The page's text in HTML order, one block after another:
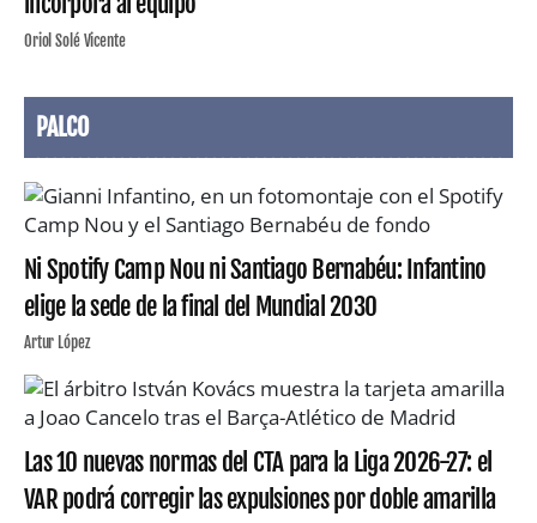
Oriol Solé Vicente
PALCO
Ni Spotify Camp Nou ni Santiago Bernabéu: Infantino
elige la sede de la final del Mundial 2030
Artur López
Las 10 nuevas normas del CTA para la Liga 2026-27: el
VAR podrá corregir las expulsiones por doble amarilla